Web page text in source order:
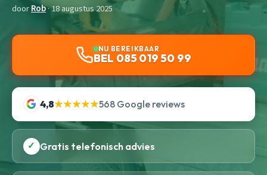
doorRob· 18 augustus 2025
NU BEREIKBAAR
BEL 085 019 50 99
4,8★★★★★568 Google reviews
✓ Gratis telefonisch advies